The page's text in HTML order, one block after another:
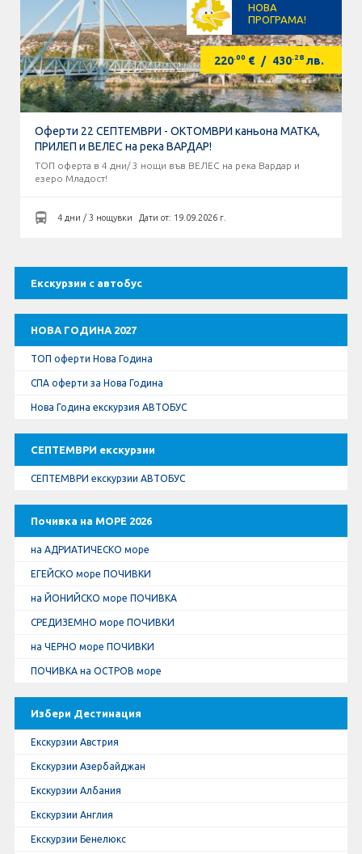
Септемврийски Празници
Автобусни Екскурзии
Албатрос Турс
Документи
КОНТАКТИ
Екскурзии с автобус
НОВА ГОДИНА 2027
ТОП оферти Нова Година
СПА оферти за Нова Година
Нова Година екскурзия АВТОБУС
СЕПТЕМВРИ екскурзии
СЕПТЕМВРИ екскурзии АВТОБУС
Почивка на МОРЕ 2026
на АДРИАТИЧЕСКО море
ЕГЕЙСКО море ПОЧИВКИ
на ЙОНИЙСКО море ПОЧИВКА
СРЕДИЗЕМНО море ПОЧИВКИ
на ЧЕРНО море ПОЧИВКИ
ПОЧИВКА на ОСТРОВ море
Избери Дестинация
Екскурзии Австрия
Екскурзии Азербайджан
Екскурзии Албания
Екскурзии Англия
Екскурзии Бенелюкс
НОВА
ПРОГРАМА!
220.00 € / 430.28 лв.
Оферти 22 СЕПТЕМВРИ - ОКТОМВРИ каньона МАТКА,
ПРИЛЕП и ВЕЛЕС на река ВАРДАР!
ТОП оферта в 4 дни/ 3 нощи във ВЕЛЕС на река Вардар и
езеро Младост!
4 дни / 3 нощувки Дати от: 19.09.2026 г.